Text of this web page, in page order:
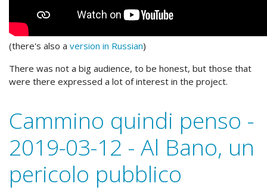
(there's also a version in Russian)
There was not a big audience, to be honest, but those that
were there expressed a lot of interest in the project.
Cammino quindi penso -
2019-03-12 - Al Bano, un
pericolo pubblico